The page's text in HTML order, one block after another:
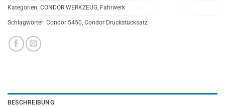
Kategorien: CONDOR WERKZEUG, Fahrwerk
Schlagwörter: Condor 5450, Condor Druckstücksatz
BESCHREIBUNG